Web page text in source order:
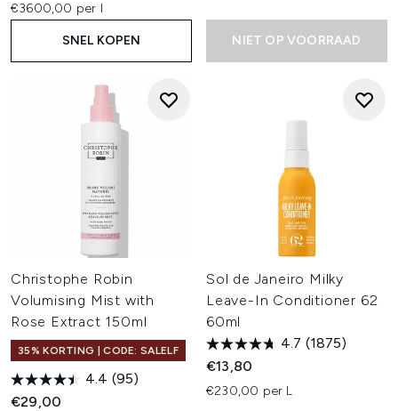
€3600,00 per l
SNEL KOPEN NIET OP VOORRAAD
Christophe Robin
Volumising Mist with
Rose Extract 150ml
35% KORTING | CODE: SALELF
4.4 (95)
€29,00
Sol de Janeiro Milky
Leave-In Conditioner 62
60ml
4.7 (1875)
€13,80
€230,00 per L